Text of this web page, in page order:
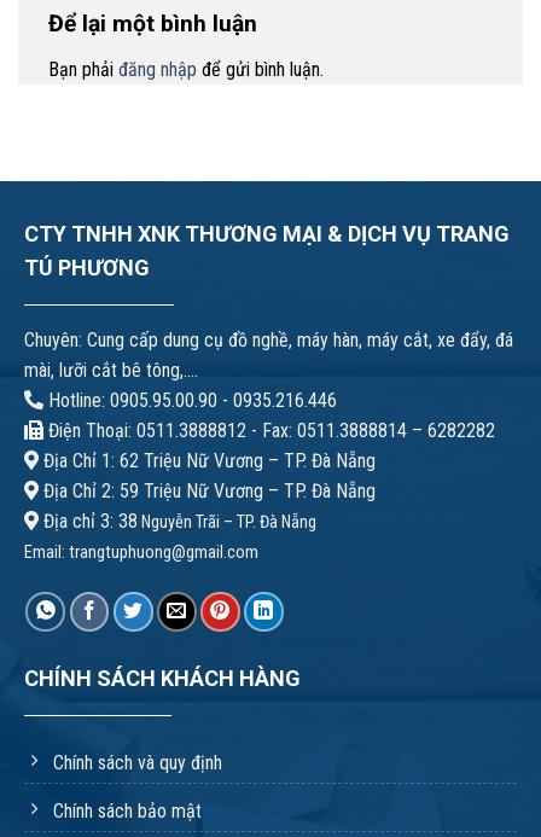
Để lại một bình luận
Bạn phải đăng nhập để gửi bình luận.
CTY TNHH XNK THƯƠNG MẠI & DỊCH VỤ TRANG
TÚ PHƯƠNG
Chuyên: Cung cấp dung cụ đồ nghề, máy hàn, máy cắt, xe đẩy, đá
mài, lưỡi cắt bê tông,....
Hotline: 0905.95.00.90 - 0935.216.446
Điện Thoại: 0511.3888812 - Fax: 0511.3888814 – 6282282
Địa Chỉ 1: 62 Triệu Nữ Vương – TP. Đà Nẵng
Địa Chỉ 2: 59 Triệu Nữ Vương – TP. Đà Nẵng
Địa chỉ 3: 38 Nguyễn Trãi – TP. Đà Nẵng
Email: trangtuphuong@gmail.com
CHÍNH SÁCH KHÁCH HÀNG
Chính sách và quy định
Chính sách bảo mật